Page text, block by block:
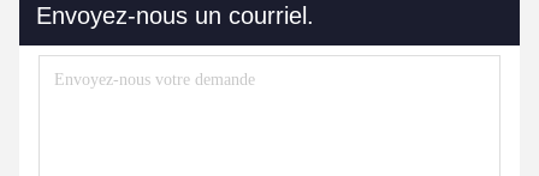
Envoyez-nous un courriel.